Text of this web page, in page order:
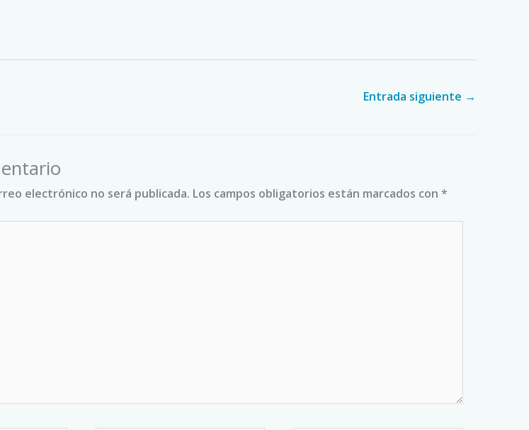
Entrada siguiente →
electrónico no será publicada. Los campos obligatorios están marcados con *